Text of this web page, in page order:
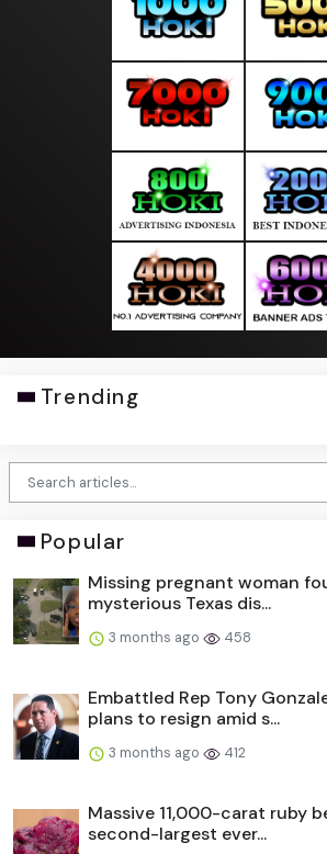
Trending
Popular
Missing pregnant woman
mysterious Texas dis...
3 months ago 458
Embattled Rep Tony
plans to resign amid s...
3 months ago 412
Massive 11,000-carat ruby
second-largest ever...